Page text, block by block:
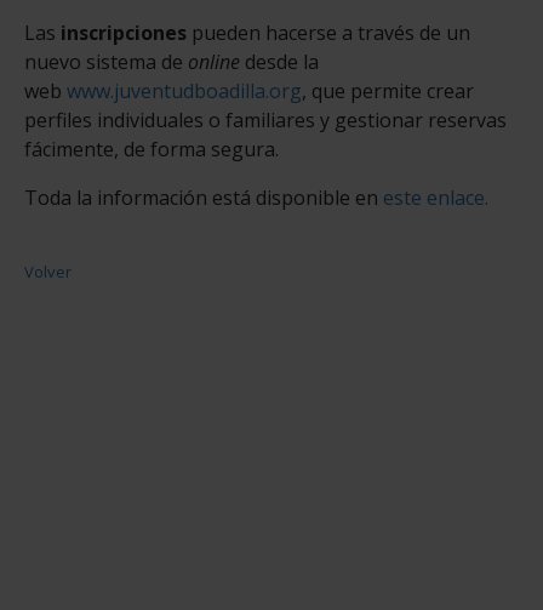
Las inscripciones pueden hacerse a través de un
nuevo sistema de online desde la
web www.juventudboadilla.org, que permite crear
perfiles individuales o familiares y gestionar reservas
fácimente, de forma segura.
Toda la información está disponible en este enlace.
Volver